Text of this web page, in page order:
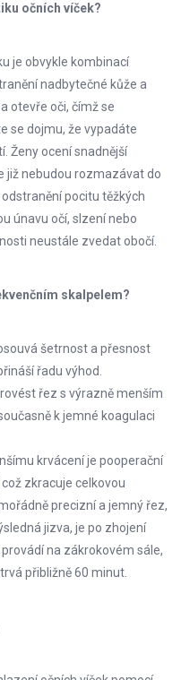
očních víček?
je obvykle kombinací
nadbytečné kůže a
otevře oči, čímž se
se dojmu, že vypadáte
Ženy ocení snadnější
již nebudou rozmazávat do
pocitu těžkých
únavu očí, slzení nebo
neustále zvedat obočí.
skalpelem?
šetrnost a přesnost
řadu výhod.
řez s výrazně menším
k jemné koagulaci
krvácení je pooperační
zkracuje celkovou
precizní a jemný řez,
jizva, je po zhojení
na zákrokovém sále,
přibližně 60 minut.